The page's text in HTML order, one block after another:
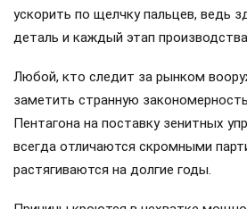
ускорить по щелчку пальцев, ведь
деталь и каждый этап
Любой, кто следит за рынком
заметить странную
Пентагона на поставку зенитных
всегда отличаются скромными
растягиваются на долгие годы.